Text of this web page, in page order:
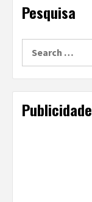
Pesquisa
for:
Publicidade